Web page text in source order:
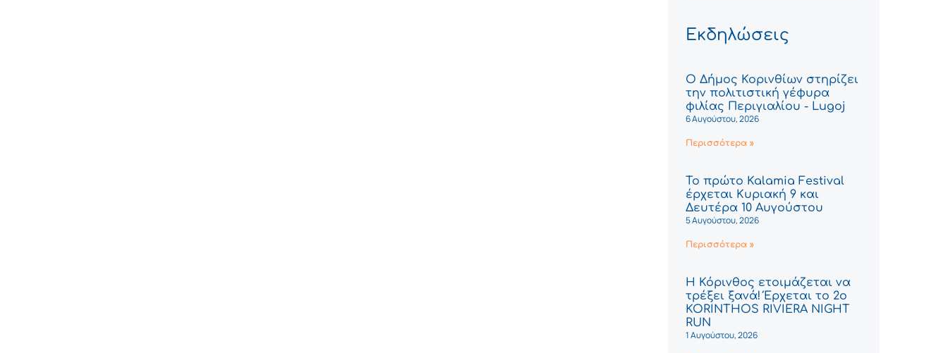
Εκδηλώσεις
Ο Δήμος Κορινθίων στηρίζει
την πολιτιστική γέφυρα
φιλίας Περιγιαλίου - Lugoj
6 Αυγούστου, 2026
Περισσότερα »
Το πρώτο Kalamia Festival
έρχεται Κυριακή 9 και
Δευτέρα 10 Αυγούστου
5 Αυγούστου, 2026
Περισσότερα »
Η Κόρινθος ετοιμάζεται να
τρέξει ξανά! Έρχεται το 2ο
KORINTHOS RIVIERA NIGHT
RUN
1 Αυγούστου, 2026